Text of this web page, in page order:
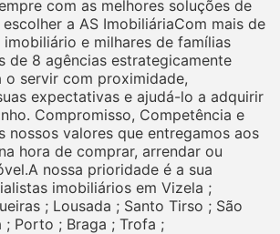
com as melhores soluções de
a AS ImobiliáriaCom mais de
imobiliário e milhares de famílias
de 8 agências estrategicamente
o servir com proximidade,
expectativas e ajudá-lo a adquirir
Compromisso, Competência e
nossos valores que entregamos aos
hora de comprar, arrendar ou
nossa prioridade é a sua
imobiliários em Vizela ;
; Lousada ; Santo Tirso ; São
Porto ; Braga ; Trofa ;